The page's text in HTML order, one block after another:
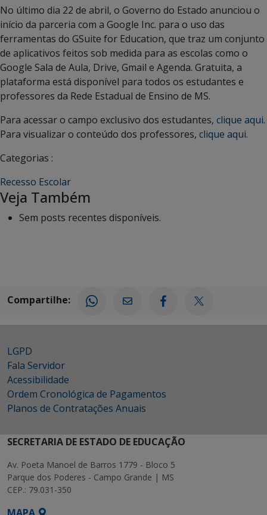
No último dia 22 de abril, o Governo do Estado anunciou o
início da parceria com a Google Inc. para o uso das
ferramentas do GSuite for Education, que traz um conjunto
de aplicativos feitos sob medida para as escolas como o
Google Sala de Aula, Drive, Gmail e Agenda. Gratuita, a
plataforma está disponível para todos os estudantes e
professores da Rede Estadual de Ensino de MS.
Para acessar o campo exclusivo dos estudantes, clique aqui.
Para visualizar o conteúdo dos professores, clique aqui.
Categorias :
Recesso Escolar
Veja Também
Sem posts recentes disponíveis.
Compartilhe:
LGPD
Fala Servidor
Acessibilidade
Ordem Cronológica de Pagamentos
Planos de Contratações Anuais
SECRETARIA DE ESTADO DE EDUCAÇÃO
Av. Poeta Manoel de Barros 1779 - Bloco 5
Parque dos Poderes - Campo Grande | MS
CEP.: 79.031-350